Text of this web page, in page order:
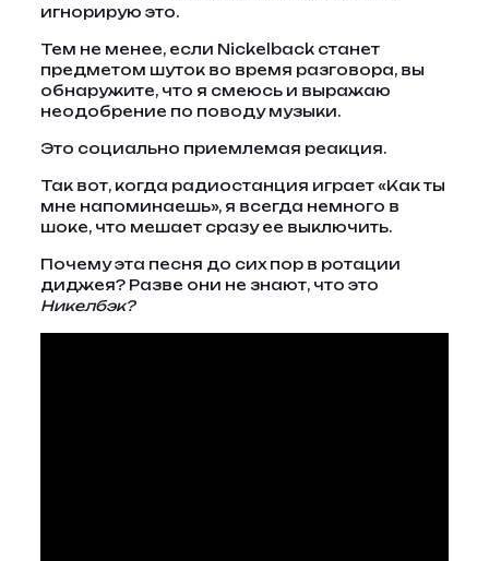
игнорирую это.
Тем не менее, если Nickelback станет
предметом шуток во время разговора, вы
обнаружите, что я смеюсь и выражаю
неодобрение по поводу музыки.
Это социально приемлемая реакция.
Так вот, когда радиостанция играет «Как ты
мне напоминаешь», я всегда немного в
шоке, что мешает сразу ее выключить.
Почему эта песня до сих пор в ротации
диджея? Разве они не знают, что это
Никелбэк?